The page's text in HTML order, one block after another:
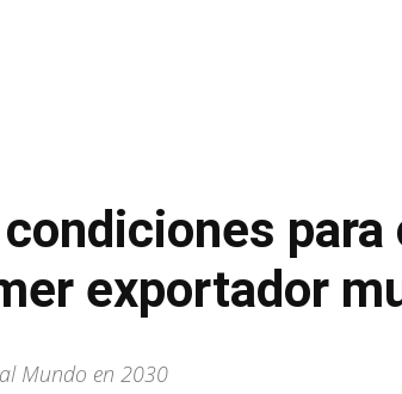
exportador
al Mundo en 2030